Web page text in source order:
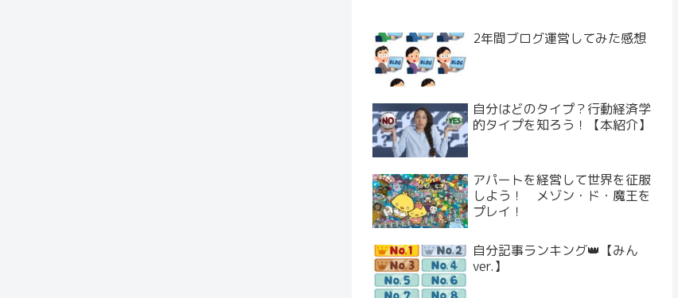
2年間ブログ運営してみた感想
自分はどのタイプ？行動経済学
的タイプを知ろう！【本紹介】
アパートを経営して世界を征服
しよう！ メゾン・ド・魔王を
プレイ！
自分記事ランキング👑【みん
ver.】